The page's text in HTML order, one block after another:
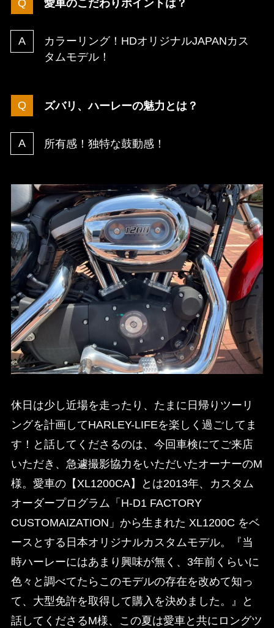
愛車のこだわりポイントは？
カラーリング！HDオリジナルJAPANカス
タムモデル！
ズバリ、ハーレーの魅力とは？
所有感！独特な鼓動感！
休日は少し近場を走ったり、たまに日帰りツーリ
ングを計画してHARLEY-LIFEを楽しく過ごしてま
す！と話してくださるのは、今回車検にてご来店
いただき、急遽撮影協力をいただいたオーナーのM
様。愛車の【XL1200CA】とは2013年、カスタム
オーダープログラム「H-D1 FACTORY
CUSTOMAIZATION」から生まれた XL1200C をベ
ースとする日本オリジナルカスタムモデル。『当
時ハーレーにはあまり興味が無く、3年前くらいに
色々と調べてたらこのモデルの存在を改めて知っ
て、大型免許を取得して購入を決めました。』と
話してくださるM様、この夏は愛車と共にロングツ